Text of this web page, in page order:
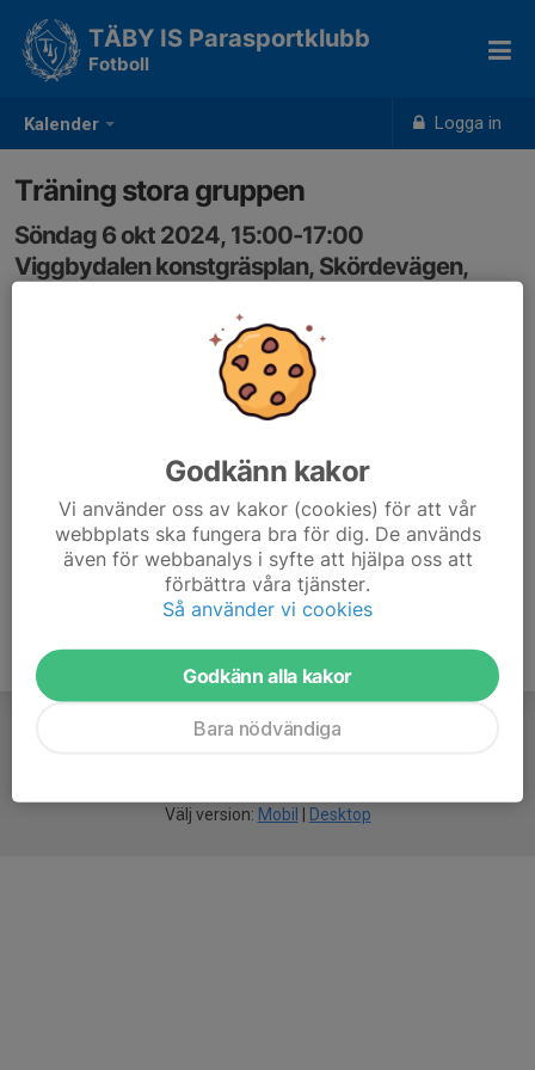
Kalender Logga in
TÄBY IS Parasportklubb
Fotboll
Träning stora gruppen
Söndag 6 okt 2024, 15:00-17:00
Viggbydalen konstgräsplan, Skördevägen,
Välj version: Mobil Desktop
Godkänn kakor
Vi använder oss av kakor (cookies) för att vår
webbplats ska fungera bra för dig. De används
även för webbanalys i syfte att hjälpa oss att
förbättra våra tjänster.
Så använder vi cookies
Godkänn alla kakor
Bara nödvändiga